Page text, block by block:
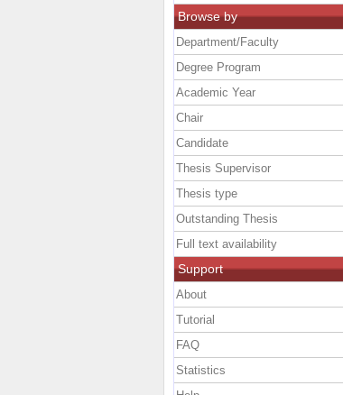
Browse by
Department/Faculty
Degree Program
Academic Year
Chair
Candidate
Thesis Supervisor
Thesis type
Outstanding Thesis
Full text availability
Support
About
Tutorial
FAQ
Statistics